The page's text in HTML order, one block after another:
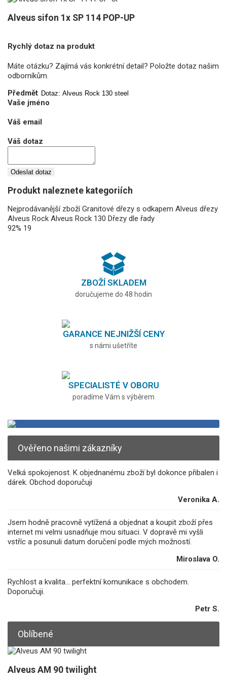
Alveus sifon 1x SP 114 POP-UP
Rychlý dotaz na produkt
Máte otázku? Zajímá vás konkrétní detail? Položte dotaz našim
odborníkům.
Předmět
Vaše jméno
Váš email
Váš dotaz
Odeslat dotaz
Produkt naleznete kategoriích
Nejprodávanější zboží Granitové dřezy s odkapem Alveus dřezy
Alveus Rock Alveus Rock 130 Dřezy dle řady
92% 19
ZBOŽÍ SKLADEM
doručujeme do 48 hodin
GARANCE NEJNIŽŠÍ CENY
s námi ušetříte
SPECIALISTÉ V OBORU
poradíme Vám s výběrem
Ověřeno našimi zákazníky
Velká spokojenost. K objednanému zboží byl dokonce přibalen i
dárek. Obchod doporučuji
Veronika A.
Jsem hodně pracovně vytížená a objednat a koupit zboží přes
internet mi velmi usnadňuje mou situaci. V dopravě mi vyšli
vstříc a posunuli datum doručení podle mých možností.
Miroslava O.
Rychlost a kvalita... perfektní komunikace s obchodem.
Doporučuji.
Petr S.
Oblíbené
Alveus AM 90 twilight